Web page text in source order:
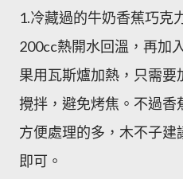
1.冷藏過的牛奶香蕉巧克
200cc熱開水回溫，再加
果用瓦斯爐加熱，只需
攪拌，避免烤焦。不過香
方便處理的多，木不子
即可。